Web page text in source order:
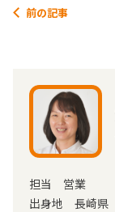
前の記事
担当 営業
出身地 長崎県